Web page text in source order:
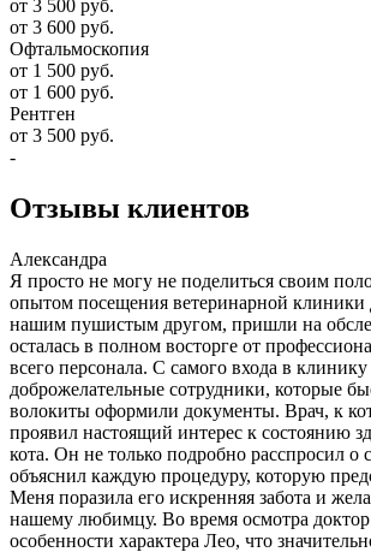
от 3 500 руб.
от 3 600 руб.
Офтальмоскопия
от 1 500 руб.
от 1 600 руб.
Рентген
от 3 500 руб.
-
Отзывы клиентов
Александра
Я просто не могу не поделиться своим
опытом посещения ветеринарной
нашим пушистым другом, пришли на
осталась в полном восторге от
всего персонала. С самого входа в клинику
доброжелательные сотрудники, которые
волокиты оформили документы. Врач, к
проявил настоящий интерес к состоянию
кота. Он не только подробно расспросил о
объяснил каждую процедуру, которую
Меня поразила его искренняя забота и
нашему любимцу. Во время осмотра
особенности характера Лео, что